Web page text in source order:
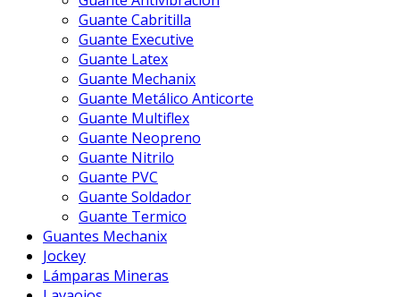
Guante Cabritilla
Guante Executive
Guante Latex
Guante Mechanix
Guante Metálico Anticorte
Guante Multiflex
Guante Neopreno
Guante Nitrilo
Guante PVC
Guante Soldador
Guante Termico
Guantes Mechanix
Jockey
Lámparas Mineras